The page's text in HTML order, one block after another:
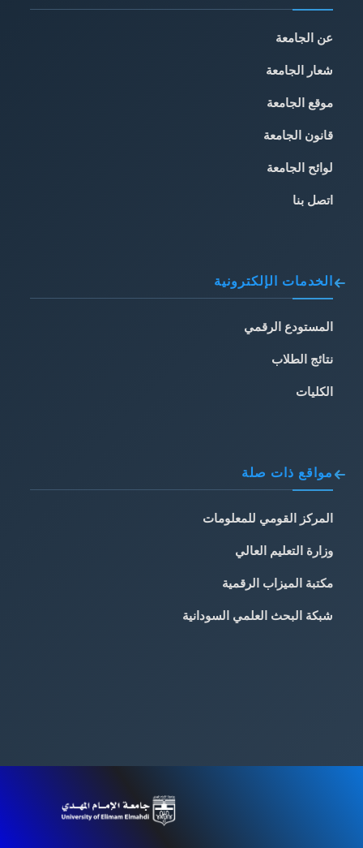
عن الجامعة
شعار الجامعة
موقع الجامعة
قانون الجامعة
لوائح الجامعة
اتصل بنا
الخدمات الإلكترونية
المستودع الرقمي
نتائج الطلاب
الكليات
مواقع ذات صلة
المركز القومي للمعلومات
وزارة التعليم العالي
مكتبة الميزاب الرقمية
شبكة البحث العلمي السودانية